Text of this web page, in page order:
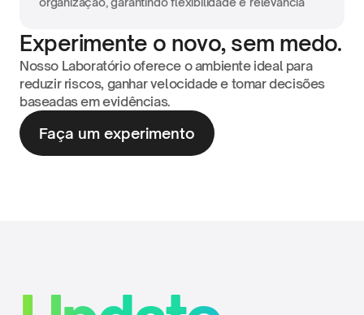
Experimente o novo, sem medo.
Nosso Laboratório oferece o ambiente ideal para
reduzir riscos, ganhar velocidade e tomar decisões
baseadas em evidências.
Faça um experimento